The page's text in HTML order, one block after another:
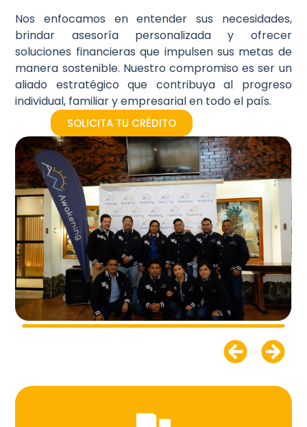
Nos enfocamos en entender sus necesidades,
brindar asesoría personalizada y ofrecer
soluciones financieras que impulsen sus metas de
manera sostenible. Nuestro compromiso es ser un
aliado estratégico que contribuya al progreso
individual, familiar y empresarial en todo el país.
SOLICITA TU CRÉDITO